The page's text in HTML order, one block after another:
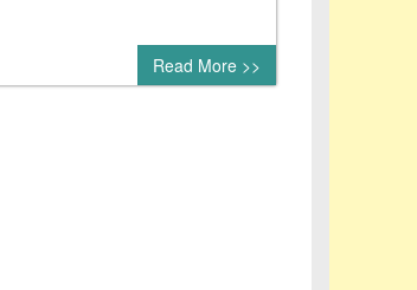
Read More >>